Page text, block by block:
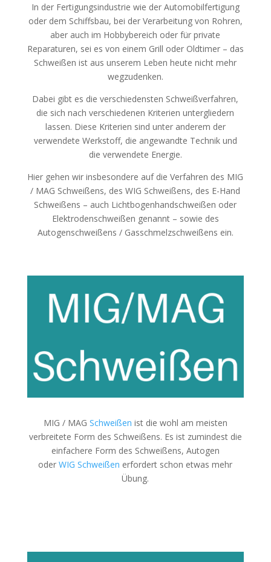
In der Fertigungsindustrie wie der Automobilfertigung
oder dem Schiffsbau, bei der Verarbeitung von Rohren,
aber auch im Hobbybereich oder für private
Reparaturen, sei es von einem Grill oder Oldtimer – das
Schweißen ist aus unserem Leben heute nicht mehr
wegzudenken.
Dabei gibt es die verschiedensten Schweißverfahren,
die sich nach verschiedenen Kriterien untergliedern
lassen. Diese Kriterien sind unter anderem der
verwendete Werkstoff, die angewandte Technik und
die verwendete Energie.
Hier gehen wir insbesondere auf die Verfahren des MIG
/ MAG Schweißens, des WIG Schweißens, des E-Hand
Schweißens – auch Lichtbogenhandschweißen oder
Elektrodenschweißen genannt – sowie des
Autogenschweißens / Gasschmelzschweißens ein.
MIG / MAG Schweißen ist die wohl am meisten
verbreitete Form des Schweißens. Es ist zumindest die
einfachere Form des Schweißens, Autogen
oderWIG Schweißen erfordert schon etwas mehr
Übung.